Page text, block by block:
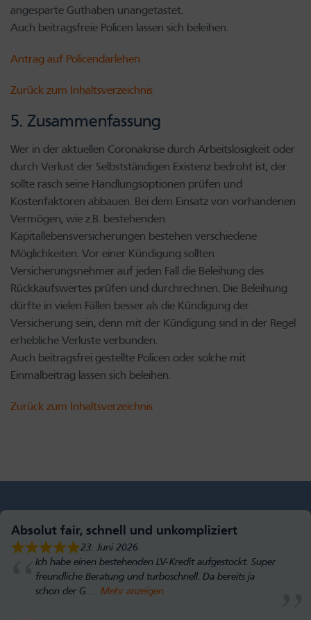
angesparte Guthaben unangetastet.
Auch beitragsfreie Policen lassen sich beleihen.
Antrag auf Policendarlehen
Zurück zum Inhaltsverzeichnis
5. Zusammenfassung
Wer in der aktuellen Coronakrise durch Arbeitslosigkeit oder
durch Verlust der Selbstständigen Existenz bedroht ist, der
sollte rasch seine Handlungsoptionen prüfen und
Kostenfaktoren abbauen. Bei dem Einsatz von vorhandenen
Vermögen, wie z.B. bestehenden
Kapitallebensversicherungen bestehen verschiedene
Möglichkeiten. Vor einer Kündigung sollten
Versicherungsnehmer auf jeden Fall die Beleihung des
Rückkaufswertes prüfen und durchrechnen. Die Beleihung
dürfte in vielen Fällen besser als die Kündigung der
Versicherung sein, denn mit der Kündigung sind in der Regel
erhebliche Verluste verbunden.
Auch beitragsfrei gestellte Policen oder solche mit
Einmalbeitrag lassen sich beleihen.
Zurück zum Inhaltsverzeichnis
Absolut fair, schnell und unkompliziert
23. Juni 2026
Ich habe einen bestehenden LV-Kredit aufgestockt. Super
freundliche Beratung und turboschnell. Da bereits ja
schon der G
Mehr anzeigen